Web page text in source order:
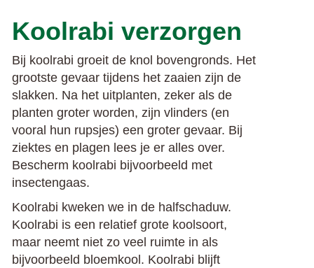
Koolrabi verzorgen
Bij koolrabi groeit de knol bovengronds. Het
grootste gevaar tijdens het zaaien zijn de
slakken. Na het uitplanten, zeker als de
planten groter worden, zijn vlinders (en
vooral hun rupsjes) een groter gevaar. Bij
ziektes en plagen lees je er alles over.
Bescherm koolrabi bijvoorbeeld met
insectengaas.
Koolrabi kweken we in de halfschaduw.
Koolrabi is een relatief grote koolsoort,
maar neemt niet zo veel ruimte in als
bijvoorbeeld bloemkool. Koolrabi blijft